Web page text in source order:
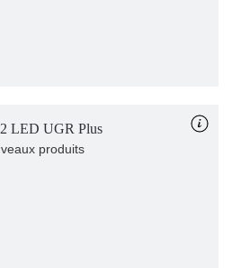
LED UGR Plus
produits